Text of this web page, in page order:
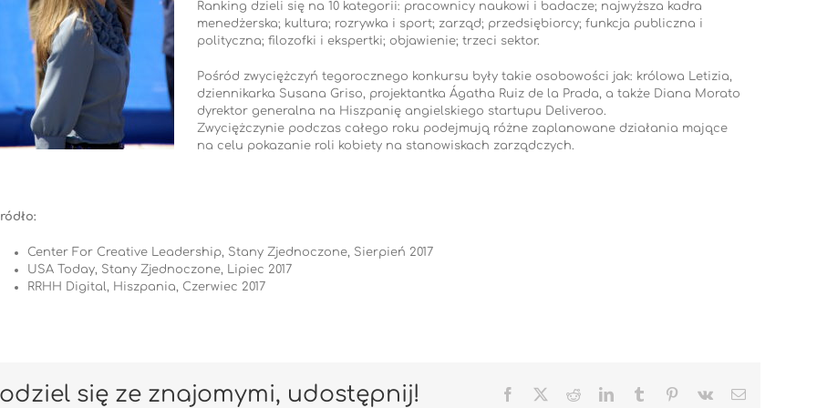
Ranking dzieli się na 10 kategorii: pracownicy naukowi i badacze; najwyższa kadra
menedżerska; kultura; rozrywka i sport; zarząd; przedsiębiorcy; funkcja publiczna i
polityczna; filozofki i ekspertki; objawienie; trzeci sektor.
Pośród zwyciężczyń tegorocznego konkursu były takie osobowości jak: królowa Letizia,
dziennikarka Susana Griso, projektantka Ágatha Ruiz de la Prada, a także Diana Morato
dyrektor generalna na Hiszpanię angielskiego startupu Deliveroo.
Zwyciężczynie podczas całego roku podejmują różne zaplanowane działania mające
na celu pokazanie roli kobiety na stanowiskach zarządczych.
Center For Creative Leadership, Stany Zjednoczone, Sierpień 2017
USA Today, Stany Zjednoczone, Lipiec 2017
RRHH Digital, Hiszpania, Czerwiec 2017
się ze znajomymi, udostępnij! Facebook RedditLinkedInTumblr Pinterest
Vk Email